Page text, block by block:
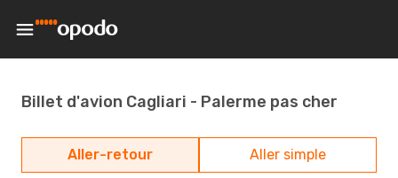
Billet d'avion Cagliari - Palerme pas cher
Aller-retour Aller simple